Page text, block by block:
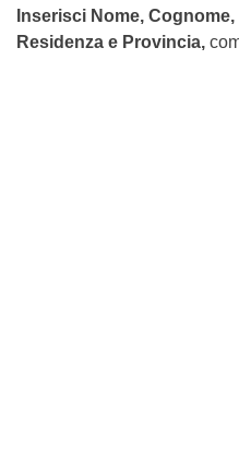
Inserisci Nome,
Residenza e Provincia,